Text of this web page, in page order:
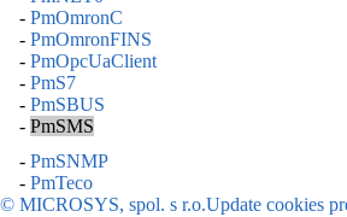
- PmOmronC
- PmOmronFINS
- PmOpcUaClient
- PmS7
- PmSBUS
- PmSMS
- PmSNMP
- PmTeco
© MICROSYS, spol. s r.o.Update cookies